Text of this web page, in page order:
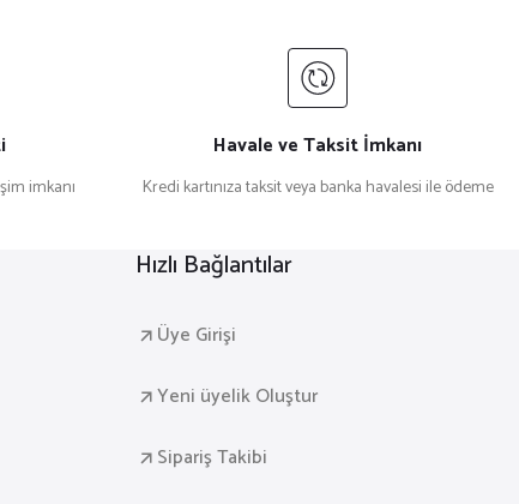
Tablosu V29
imkanı
Havale ve Taksit İmkanı
Kredi kartınıza taksit veya banka havalesi ile ödeme
Hızlı Bağlantılar
Üye Girişi
Yeni üyelik Oluştur
Sipariş Takibi